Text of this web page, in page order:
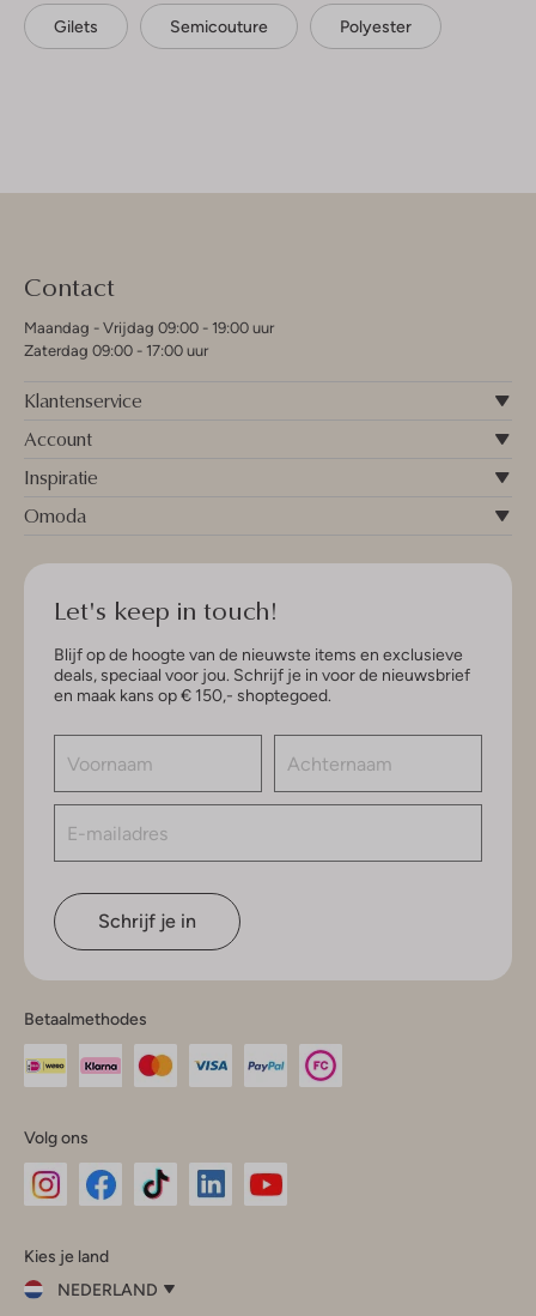
Gilets Semicouture Polyester
Contact
Maandag - Vrijdag 09:00 - 19:00 uur
Zaterdag 09:00 - 17:00 uur
Klantenservice
Account
Inspiratie
Omoda
Let's keep in touch!
Blijf op de hoogte van de nieuwste items en exclusieve
deals, speciaal voor jou. Schrijf je in voor de nieuwsbrief
en maak kans op € 150,- shoptegoed.
Schrijf je in
Betaalmethodes
Volg ons
InstagramFacebook
Kies je land
NEDERLAND